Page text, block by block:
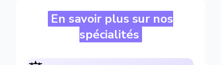
En savoir plus sur nos
spécialités